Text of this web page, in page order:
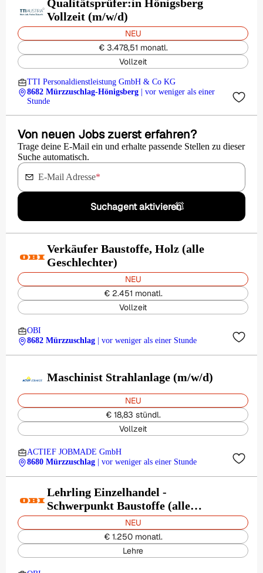
Qualitätsprüfer:in Hönigsberg
Vollzeit (m/w/d)
NEU
€ 3.478,51 monatl.
Vollzeit
TTI Personaldienstleistung GmbH & Co KG
8682 Mürzzuschlag-Hönigsberg
| vor weniger als einer
Stunde
Von neuen Jobs zuerst erfahren?
Trage deine E-Mail ein und erhalte passende Stellen zu dieser
Suche automatisch.
E-Mail Adresse*
Suchagent aktivieren
Verkäufer Baustoffe, Holz (alle
Geschlechter)
NEU
€ 2.451 monatl.
Vollzeit
OBI
8682 Mürzzuschlag
| vor weniger als einer Stunde
Maschinist Strahlanlage (m/w/d)
NEU
€ 18,83 stündl.
Vollzeit
ACTIEF JOBMADE GmbH
8680 Mürzzuschlag
| vor weniger als einer Stunde
Lehrling Einzelhandel -
Schwerpunkt Baustoffe (alle
Geschlechter)
NEU
€ 1.250 monatl.
Lehre